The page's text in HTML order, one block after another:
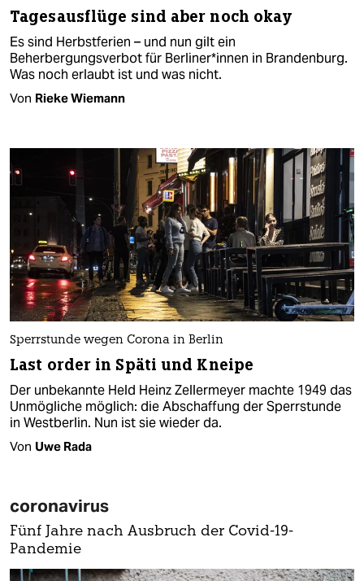
Tagesausflüge sind aber noch okay
Es sind Herbstferien – und nun gilt ein
Beherbergungsverbot für Berliner*innen in Brandenburg.
Was noch erlaubt ist und was nicht.
Von Rieke Wiemann
Sperrstunde wegen Corona in Berlin
Last order in Späti und Kneipe
Der unbekannte Held Heinz Zellermeyer machte 1949 das
Unmögliche möglich: die Abschaffung der Sperrstunde
in Westberlin. Nun ist sie wieder da.
Von Uwe Rada
coronavirus
Fünf Jahre nach Ausbruch der Covid-19-
Pandemie